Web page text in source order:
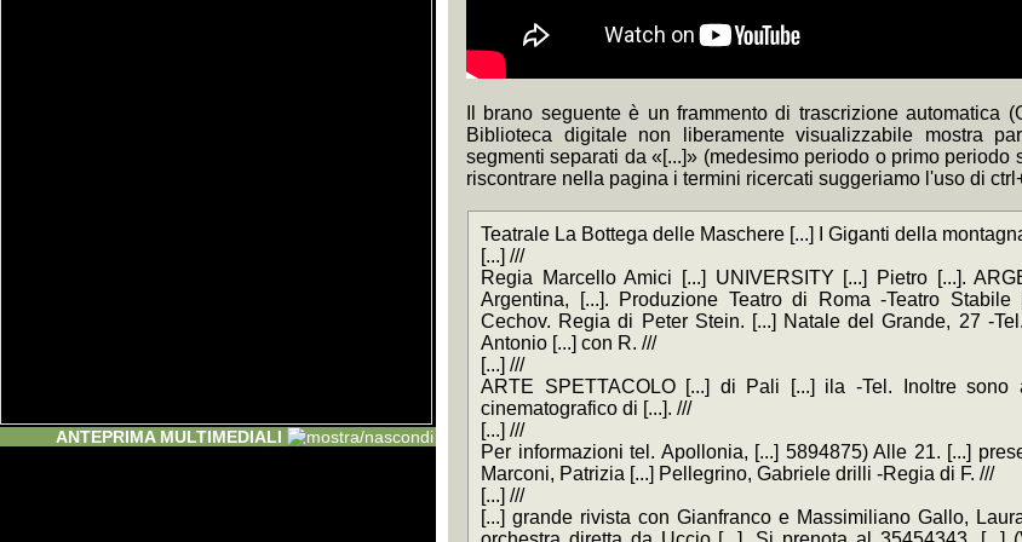
ANTEPRIMA MULTIMEDIALI
Il brano seguente è un frammento di trascrizione
Biblioteca digitale non liberamente visualizzabile mostra
segmenti separati da «[...]» (medesimo periodo o primo
riscontrare nella pagina i termini ricercati suggeriamo l'uso di
Teatrale La Bottega delle Maschere [...] I Giganti della
[...] ///
Regia Marcello Amici [...] UNIVERSITY [...] Pietro [...].
Argentina, [...]. Produzione Teatro di Roma -Teatro
Cechov. Regia di Peter Stein. [...] Natale del Grande, 27 -
Antonio [...] con R. ///
[...] ///
ARTE SPETTACOLO [...] di Pali [...] ila -Tel. Inoltre sono
cinematografico di [...]. ///
[...] ///
Per informazioni tel. Apollonia, [...] 5894875) Alle 21. [...]
Marconi, Patrizia [...] Pellegrino, Gabriele drilli -Regia di F. ///
[...] ///
[...] grande rivista con Gianfranco e Massimiliano Gallo,